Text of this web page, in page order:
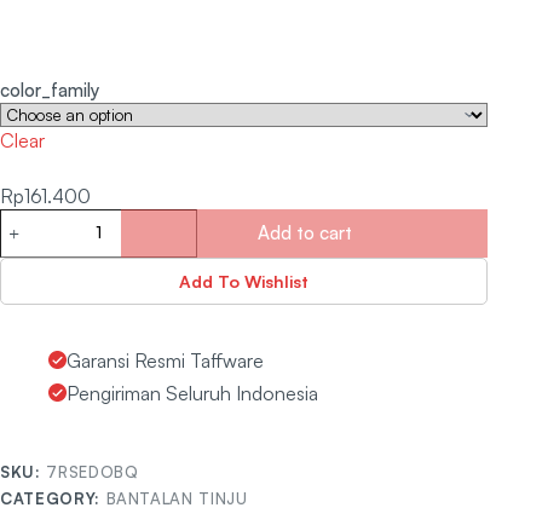
color_family
Clear
Rp161.400
Add to cart
Add To Wishlist
Garansi Resmi Taffware
Pengiriman Seluruh Indonesia
SKU: 7RSEDOBQ
CATEGORY: BANTALAN TINJU